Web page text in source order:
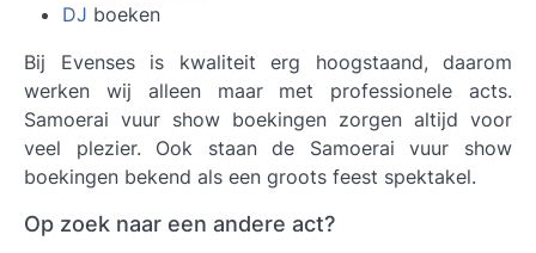
DJ boeken
Bij Evenses is kwaliteit erg hoogstaand, daarom
werken wij alleen maar met professionele acts.
Samoerai vuur show boekingen zorgen altijd voor
veel plezier. Ook staan de Samoerai vuur show
boekingen bekend als een groots feest spektakel.
Op zoek naar een andere act?